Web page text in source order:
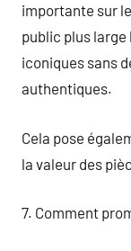
importante sur
public plus
iconiques sans
authentiques.
Cela pose
la valeur des
7. Comment